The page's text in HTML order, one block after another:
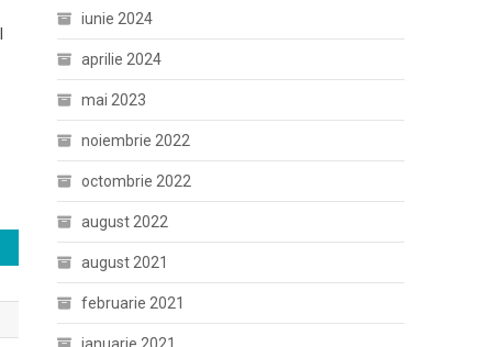
iunie 2024
aprilie 2024
mai 2023
noiembrie 2022
octombrie 2022
august 2022
august 2021
februarie 2021